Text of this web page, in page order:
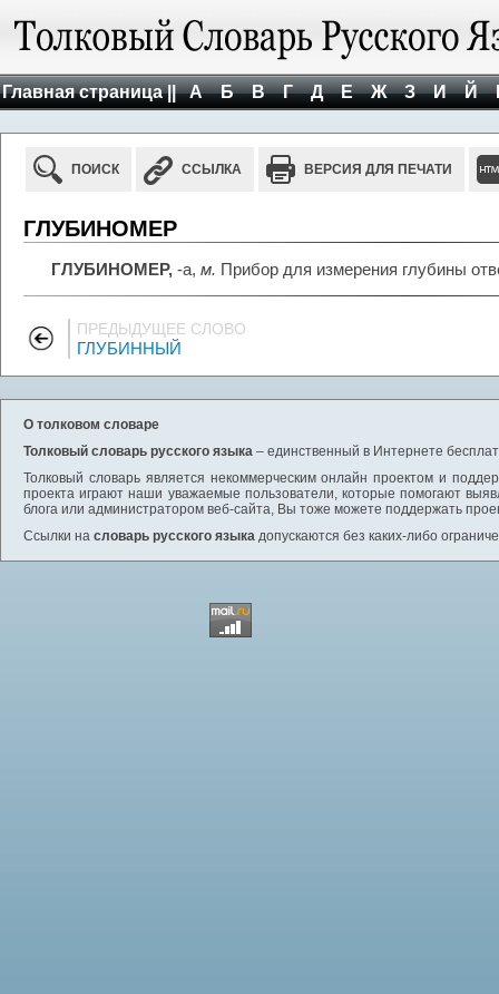
Главная страница || А Б В Г Д Е Ж З И Й
ПОИСК ССЫЛКА ВЕРСИЯ ДЛЯ ПЕЧАТИ
ГЛУБИНОМЕР
ГЛУБИНОМЕР, -а, м. Прибор для измерения глубины
ПРЕДЫДУЩЕЕ СЛОВО
ГЛУБИННЫЙ
О толковом словаре
Толковый словарь русского языка – единственный в Интернете
Толковый словарь является некоммерческим онлайн проектом и
проекта играют наши уважаемые пользователи, которые помогают
блога или администратором веб-сайта, Вы тоже можете поддержать
Ссылки на словарь русского языка допускаются без каких-либо